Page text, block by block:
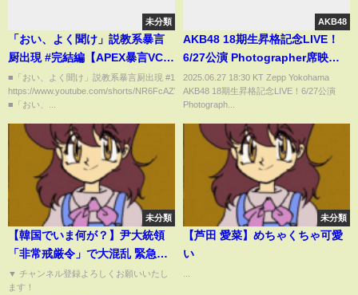
未分類
「おい、よく聞け」説教系暴言
厨出現 #完結編【APEX暴言VC
集】
■「おい、よく聞け」説教系暴言厨出現 #1
https://www.youtube.com/shorts/NR6FcAZWyzc
■「おい、...
AKB48
AKB48 18期生昇格記念LIVE！
6/27公演 Photographer席映像
パート4（AKB48 18th Gen
Live! 6/27 Photographer Part
2025.06.27 18:30 KT Zepp Yokohama
AKB48 18期生昇格記念LIVE！6/27公演
Photograph...
未分類
【韓国でいま何が？】尹大統領
「非常戒厳令」で大混乱 緊急検
証 2024/12/4放送＜前編＞
▼ チャンネル登録よろしくお願いいたし
ます！
未分類
【芦田 愛菜】めちゃくちゃ可愛
い